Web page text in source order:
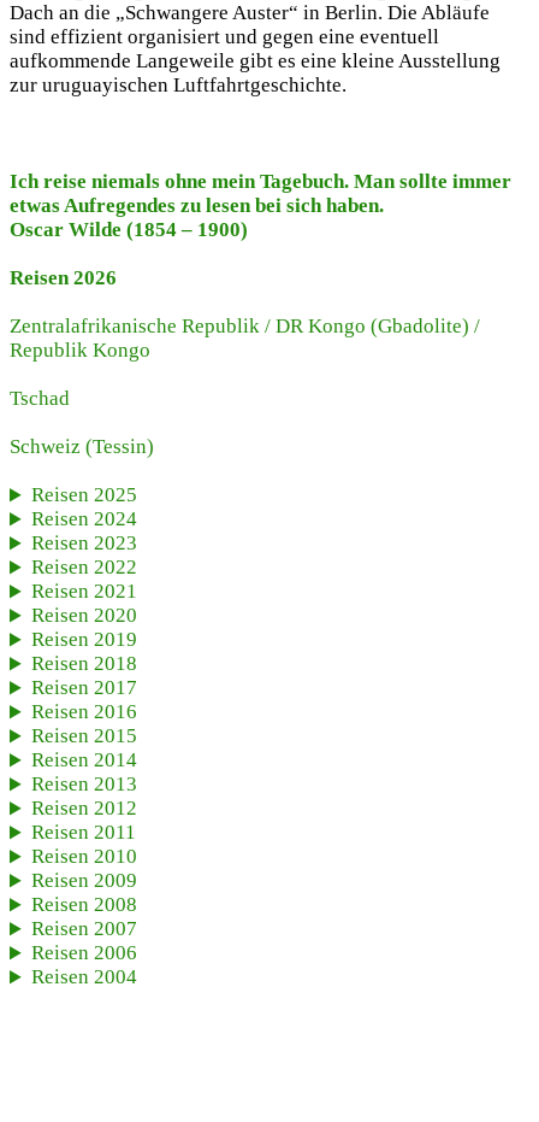
Dach an die „Schwangere Auster“ in Berlin. Die Abläufe
sind effizient organisiert und gegen eine eventuell
aufkommende Langeweile gibt es eine kleine Ausstellung
zur uruguayischen Luftfahrtgeschichte.
Ich reise niemals ohne mein Tagebuch. Man sollte immer
etwas Aufregendes zu lesen bei sich haben.
Oscar Wilde (1854 – 1900)
Reisen 2026
Zentralafrikanische Republik / DR Kongo (Gbadolite) /
Republik Kongo
Tschad
Schweiz (Tessin)
Reisen 2025
Reisen 2024
Reisen 2023
Reisen 2022
Reisen 2021
Reisen 2020
Reisen 2019
Reisen 2018
Reisen 2017
Reisen 2016
Reisen 2015
Reisen 2014
Reisen 2013
Reisen 2012
Reisen 2011
Reisen 2010
Reisen 2009
Reisen 2008
Reisen 2007
Reisen 2006
Reisen 2004